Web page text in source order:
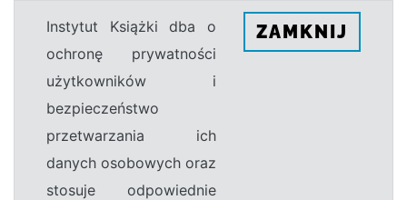
Instytut Książki dba o
ochronę prywatności
użytkowników i
bezpieczeństwo
przetwarzania ich
danych osobowych oraz
stosuje odpowiednie
ZAMKNIJ